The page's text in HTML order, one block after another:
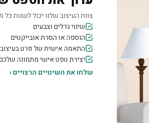
צוות העיצוב שלנו יכול לשנות כל
שינוי גדלים וצבעים
הוספה או הסרת אובייקטים
התאמה אישית של פרט בעיצוב
יצירת טפט אישי מתמונה
שלחו את השינויים הרצויים ›